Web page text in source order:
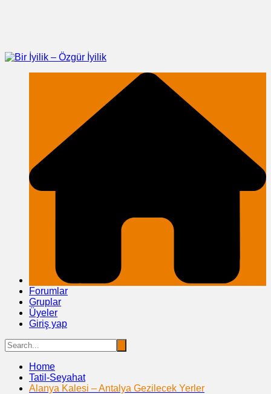
Forumlar
Gruplar
Üyeler
Giriş yap
Home
Tatil-Seyahat
Alanya Kalesi – Antalya Gezilecek Yerler